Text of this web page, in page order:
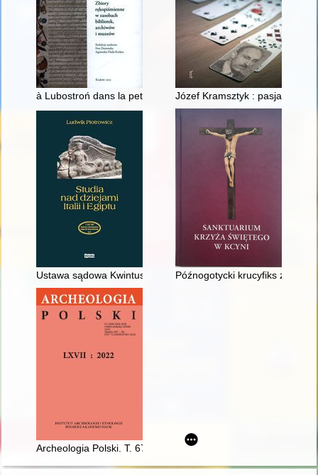
à Lubostroń dans la petite bibliotheque..." : katalogi
Józef Kramsztyk : pasjans
Ustawa sądowa Kwintusa Serwiliusza Cepiona ze 106 r
Późnogotycki krucyfiks z
Archeologia Polski. T. 67 (2022)